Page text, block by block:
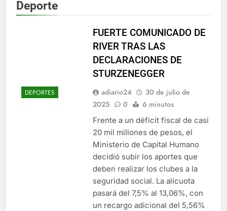
Deporte
DEPORTES
FUERTE COMUNICADO DE
RIVER TRAS LAS
DECLARACIONES DE
STURZENEGGER
adiario24
30 de julio de
2025
0 6 minutos
Frente a un déficit fiscal de casi
20 mil millones de pesos, el
Ministerio de Capital Humano
decidió subir los aportes que
deben realizar los clubes a la
seguridad social. La alícuota
pasará del 7,5% al 13,06%, con
un recargo adicional del 5,56%